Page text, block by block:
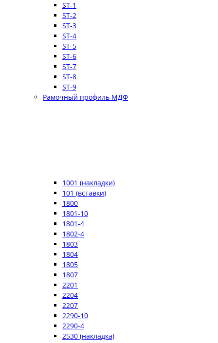
ST-1
ST-2
ST-3
ST-4
ST-5
ST-6
ST-7
ST-8
ST-9
Рамочный профиль МДФ
1001 (накладки)
101 (вставки)
1800
1801-10
1801-4
1802-4
1803
1804
1805
1807
2201
2204
2207
2290-10
2290-4
2530 (накладка)